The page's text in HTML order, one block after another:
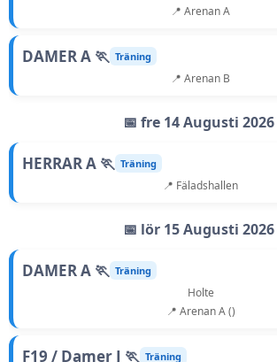
📍 Arenan A
DAMER A 🏃 Träning
📍 Arenan B
📅 fre 14 Augusti 2026
HERRAR A 🏃 Träning
📍 Fäladshallen
📅 lör 15 Augusti 2026
DAMER A 🏃 Träning
Holte
📍 Arenan A ()
F19 / Damer J 🏃 Träning